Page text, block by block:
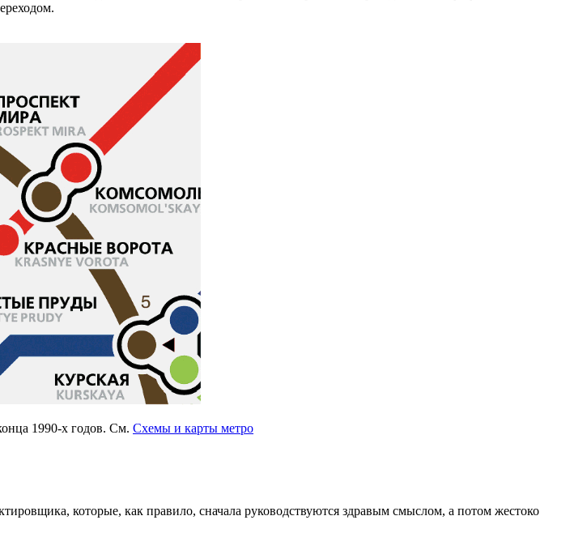
1990-х годов. См. Схемы и карты метро
которые, как правило, сначала руководствуются здравым смыслом, а потом жестоко